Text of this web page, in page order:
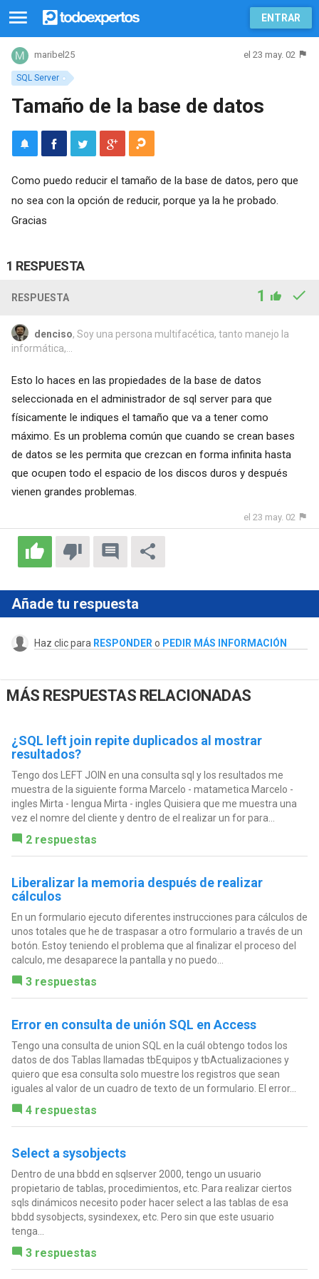
ENTRAR
SQL Server
maribel25 el 23 may. 02
Tamaño de la base de datos
Como puedo reducir el tamaño de la base de datos, pero que
no sea con la opción de reducir, porque ya la he probado.
Gracias
1 RESPUESTA
RESPUESTA 1
denciso, Soy una persona multifacética, tanto manejo la
informática,...
Esto lo haces en las propiedades de la base de datos
seleccionada en el administrador de sql server para que
físicamente le indiques el tamaño que va a tener como
máximo. Es un problema común que cuando se crean bases
de datos se les permita que crezcan en forma infinita hasta
que ocupen todo el espacio de los discos duros y después
vienen grandes problemas.
el 23 may. 02
Añade tu respuesta
Haz clic para RESPONDER o PEDIR MÁS INFORMACIÓN
MÁS RESPUESTAS RELACIONADAS
¿SQL left join repite duplicados al mostrar
resultados?
Tengo dos LEFT JOIN en una consulta sql y los resultados me
muestra de la siguiente forma Marcelo - matametica Marcelo -
ingles Mirta - lengua Mirta - ingles Quisiera que me muestra una
vez el nomre del cliente y dentro de el realizar un for para...
2 respuestas
Liberalizar la memoria después de realizar
cálculos
En un formulario ejecuto diferentes instrucciones para cálculos de
unos totales que he de traspasar a otro formulario a través de un
botón. Estoy teniendo el problema que al finalizar el proceso del
calculo, me desaparece la pantalla y no puedo...
3 respuestas
Error en consulta de unión SQL en Access
Tengo una consulta de union SQL en la cuál obtengo todos los
datos de dos Tablas llamadas tbEquipos y tbActualizaciones y
quiero que esa consulta solo muestre los registros que sean
iguales al valor de un cuadro de texto de un formulario. El error...
4 respuestas
Select a sysobjects
Dentro de una bbdd en sqlserver 2000, tengo un usuario
propietario de tablas, procedimientos, etc. Para realizar ciertos
sqls dinámicos necesito poder hacer select a las tablas de esa
bbdd sysobjects, sysindexex, etc. Pero sin que este usuario
tenga...
3 respuestas